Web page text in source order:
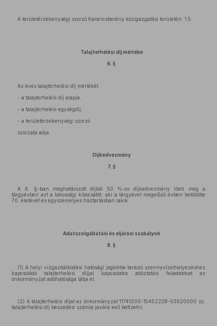
A területérzékenységi szorzó Karancsberény közigazgatási területén: 1,5.
Talajterhelési díj mértéke
6. §
Az éves talajterhelési díj mértékét
- a talajterhelési díj alapja,
- a talajterhelési egységdíj,
- a területérzékenységi szorzó
szorzata adja.
Díjkedvezmény
7. §
A 6. §-ban meghatározott díjból 50 %-os díjkedvezmény illeti meg a
tárgyévben azt a lakossági kibocsátót, aki a tárgyévet megelőző évben betöltötte
70. életévét és egyszemélyes háztartásban lakik.
Adatszolgáltatási és eljárási szabályok
8. §
(1) A helyi vízgazdálkodási hatósági jogkörbe tartozó szennyvízelhelyezéshez
kapcsolódó talajterhelési díjjal kapcsolatos adóztatási feladatokat az
önkormányzat adóhatósága látja el.
(2) A talajterhelési díjat az önkormányzat 11741000-15452238-03920000 sz.
talajterhelési díj beszedési számla javára kell befizetni.